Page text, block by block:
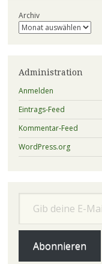
Archiv
Administration
Anmelden
Eintrags-Feed
Kommentar-Feed
WordPress.org
Abonnieren